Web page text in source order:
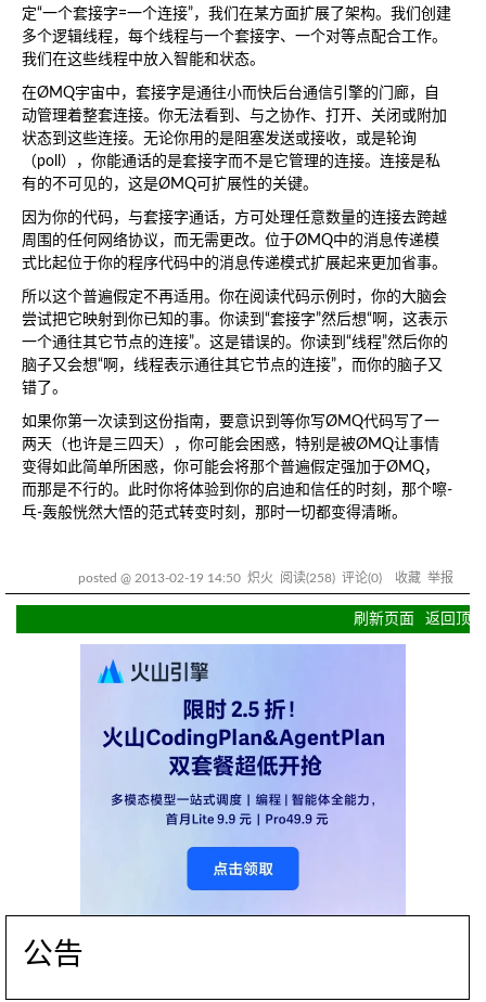
定“一个套接字=一个连接”，我们在某方面扩展了架构。我们创建
多个逻辑线程，每个线程与一个套接字、一个对等点配合工作。
我们在这些线程中放入智能和状态。
在ØMQ宇宙中，套接字是通往小而快后台通信引擎的门廊，自
动管理着整套连接。你无法看到、与之协作、打开、关闭或附加
状态到这些连接。无论你用的是阻塞发送或接收，或是轮询
（poll），你能通话的是套接字而不是它管理的连接。连接是私
有的不可见的，这是ØMQ可扩展性的关键。
因为你的代码，与套接字通话，方可处理任意数量的连接去跨越
周围的任何网络协议，而无需更改。位于ØMQ中的消息传递模
式比起位于你的程序代码中的消息传递模式扩展起来更加省事。
所以这个普遍假定不再适用。你在阅读代码示例时，你的大脑会
尝试把它映射到你已知的事。你读到“套接字”然后想“啊，这表示
一个通往其它节点的连接”。这是错误的。你读到“线程”然后你的
脑子又会想“啊，线程表示通往其它节点的连接”，而你的脑子又
错了。
如果你第一次读到这份指南，要意识到等你写ØMQ代码写了一
两天（也许是三四天），你可能会困惑，特别是被ØMQ让事情
变得如此简单所困惑，你可能会将那个普遍假定强加于ØMQ，
而那是不行的。此时你将体验到你的启迪和信任的时刻，那个嚓-
乓-轰般恍然大悟的范式转变时刻，那时一切都变得清晰。
posted @ 2013-02-19 14:50 炽火 阅读(258) 评论(0) 收藏 举报
刷新页面 返回顶部
公告